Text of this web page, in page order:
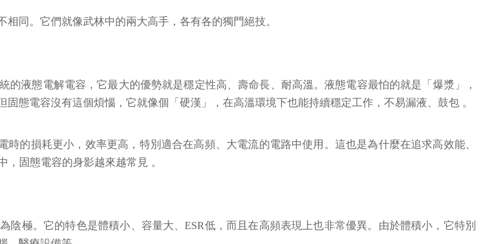
同。它們就像武林中的兩大高手，各有各的獨門絕技。
液態電解電容，它最大的優勢就是穩定性高、壽命長、耐高溫。液態電容最怕的就是「爆漿」，
態電容沒有這個煩惱，它就像個「硬漢」，在高溫環境下也能持續穩定工作，不易漏液、鼓包 。
的損耗更小，效率更高，特別適合在高頻、大電流的電路中使用。這也是為什麼在追求高效能、
固態電容的身影越來越常見 。
極。它的特色是體積小、容量大、ESR低，而且在高頻表現上也非常優異。由於體積小，它特別